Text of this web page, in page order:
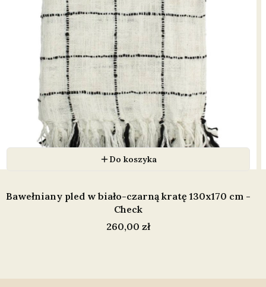
Do koszyka
Bawełniany pled w biało-czarną kratę 130x170 cm -
Check
Cena
260,00 zł